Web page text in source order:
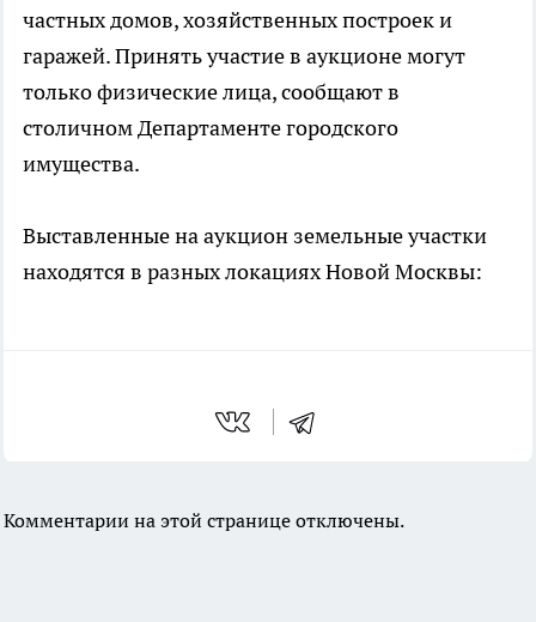
частных домов, хозяйственных построек и
гаражей. Принять участие в аукционе могут
только физические лица, сообщают в
столичном Департаменте городского
имущества.
Выставленные на аукцион земельные участки
находятся в разных локациях Новой Москвы:
Комментарии на этой странице отключены.